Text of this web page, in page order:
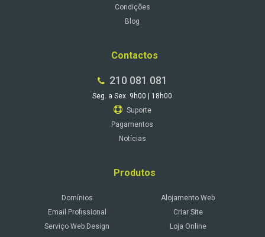
Condições
Blog
Contactos
210 081 081
Seg. a Sex. 9h00 | 18h00
Suporte
Pagamentos
Notícias
Produtos
Domínios
Alojamento Web
Email Profissional
Criar Site
Serviço Web Design
Loja Online